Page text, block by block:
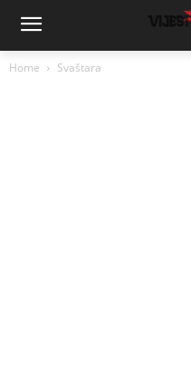
Home Svaštara